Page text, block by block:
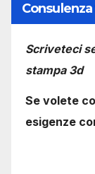
Scriveteci
stampa 3d
Se volete
esigenze